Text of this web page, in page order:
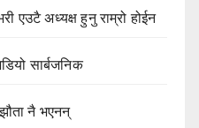
एउटै अध्यक्ष हुनु राम्रो होईन
सार्बजनिक
नै भएनन्